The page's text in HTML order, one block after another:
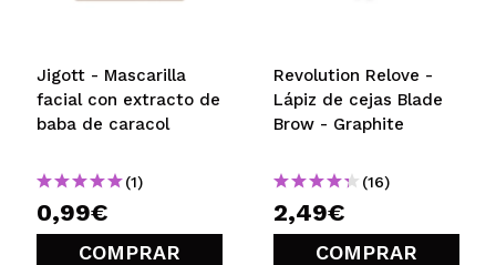
Jigott - Mascarilla
facial con extracto de
baba de caracol
(1)
0,99€
COMPRAR
Revolution Relove -
Lápiz de cejas Blade
Brow - Graphite
(16)
2,49€
COMPRAR